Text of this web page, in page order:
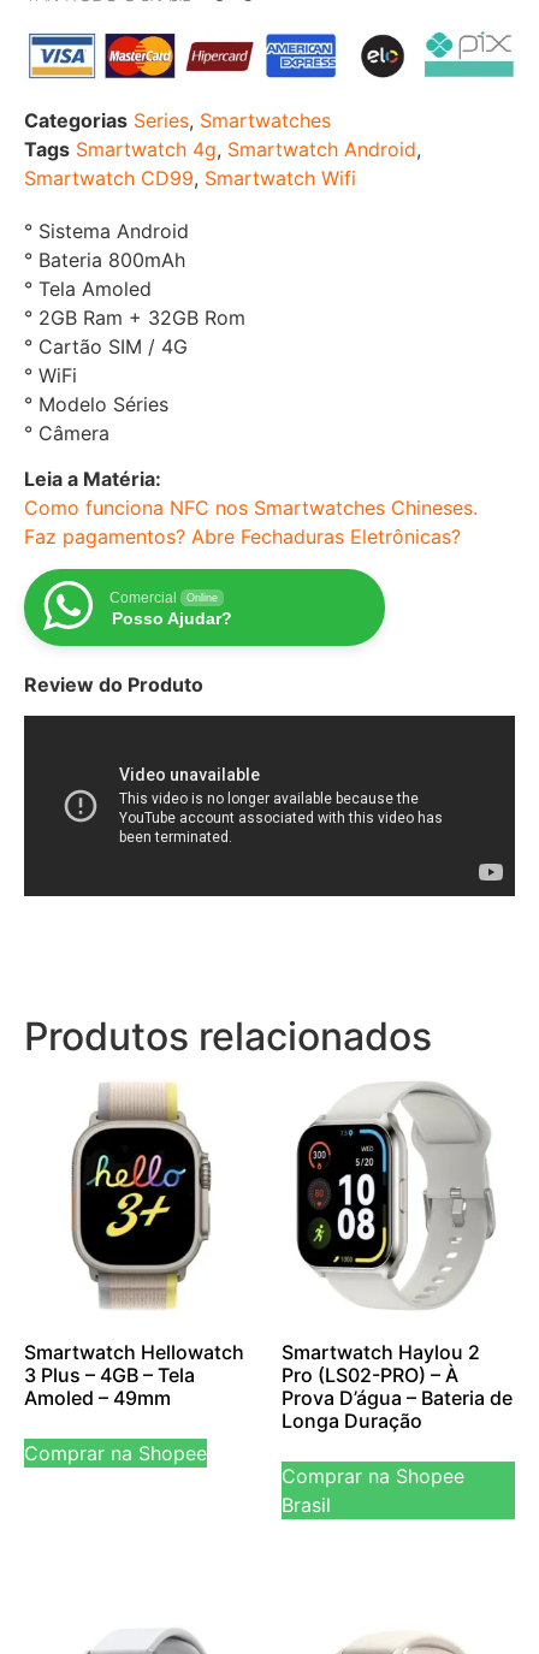
Categorias Series, Smartwatches
Tags Smartwatch 4g, Smartwatch Android,
Smartwatch CD99, Smartwatch Wifi
° Sistema Android
° Bateria 800mAh
° Tela Amoled
° 2GB Ram + 32GB Rom
° Cartão SIM / 4G
° WiFi
° Modelo Séries
° Câmera
Leia a Matéria:
Como funciona NFC nos Smartwatches Chineses.
Faz pagamentos? Abre Fechaduras Eletrônicas?
Comercial Online
Posso Ajudar?
Review do Produto
Produtos relacionados
Smartwatch Hellowatch
3 Plus – 4GB – Tela
Amoled – 49mm
Comprar na Shopee
Smartwatch Haylou 2
Pro (LS02-PRO) – À
Prova D’água – Bateria de
Longa Duração
Comprar na Shopee
Brasil